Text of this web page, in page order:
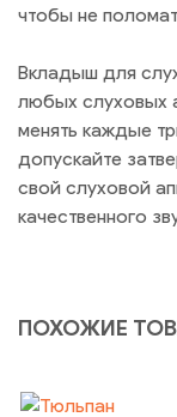
чтобы не
Вкладыш для
любых слуховых
менять каждые
допускайте
свой слуховой
качественного
ПОХОЖИЕ